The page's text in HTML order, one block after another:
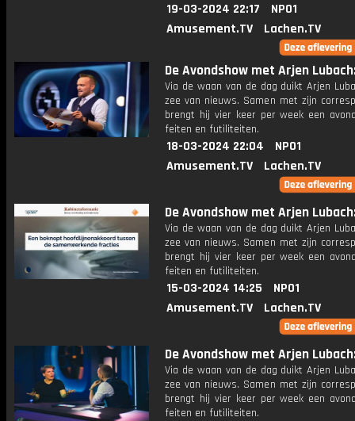
19-03-2024 22:17
NPO1
Amusement.TV
Lachen.TV
De Avondshow met Arjen
Via de waan van de dag duikt Arjen
zee van nieuws. Samen met zijn
brengt hij vier keer per week een
feiten en futiliteiten.
18-03-2024 22:04
NPO1
Amusement.TV
Lachen.TV
De Avondshow met Arjen
Via de waan van de dag duikt Arjen
zee van nieuws. Samen met zijn
brengt hij vier keer per week een
feiten en futiliteiten.
15-03-2024 14:25
NPO1
Amusement.TV
Lachen.TV
De Avondshow met Arjen
Via de waan van de dag duikt Arjen
zee van nieuws. Samen met zijn
brengt hij vier keer per week een
feiten en futiliteiten.